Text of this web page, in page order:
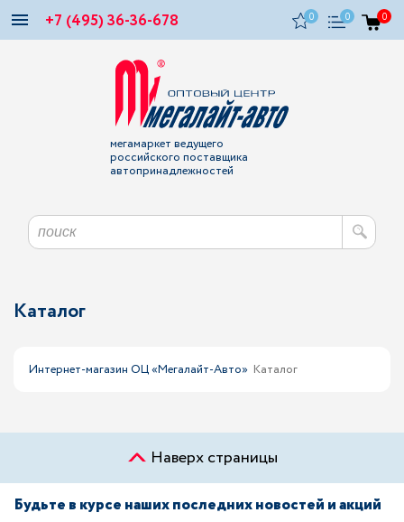
+7 (495) 36-36-678 0 0 0
мегамаркет ведущего
российского поставщика
автопринадлежностей
Каталог
Интернет-магазин ОЦ «Мегалайт-Авто» Каталог
Наверх страницы
Будьте в курсе наших последних новостей и акций